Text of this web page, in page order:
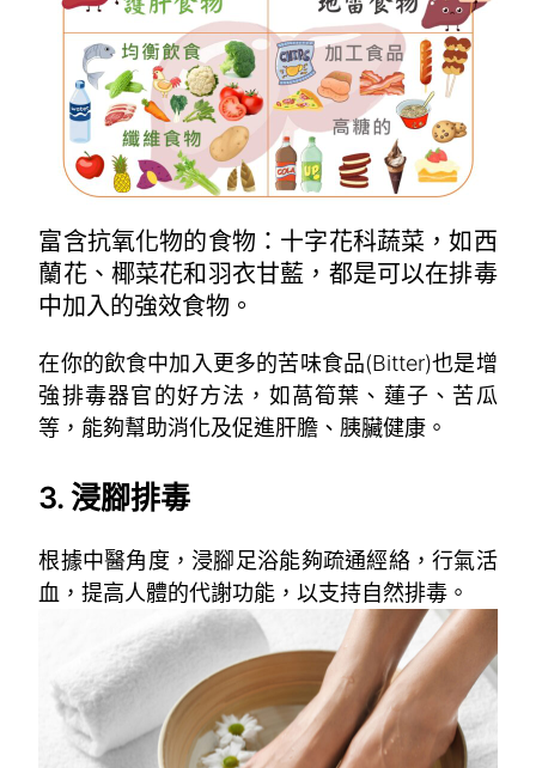
富含抗氧化物的食物：十字花科蔬菜，如西
蘭花、椰菜花和羽衣甘藍，都是可以在排毒
中加入的強效食物。
在你的飲食中加入更多的苦味食品(Bitter)也是增
強排毒器官的好方法，如萵筍葉、蓮子、苦瓜
等，能夠幫助消化及促進肝膽、胰臟健康。
3. 浸腳排毒
根據中醫角度，浸腳足浴能夠疏通經絡，行氣活
血，提高人體的代謝功能，以支持自然排毒。